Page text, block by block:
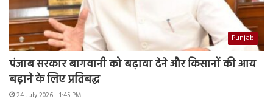
Punjab
पंजाब सरकार बागवानी को बढ़ावा देने और किसानों की आय
बढ़ाने के लिए प्रतिबद्ध
24 July 2026 - 1:45 PM